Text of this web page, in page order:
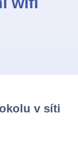
v síti